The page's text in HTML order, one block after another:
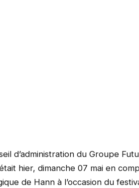
d’administration du Groupe
hier, dimanche 07 mai en
de Hann à l’occasion du